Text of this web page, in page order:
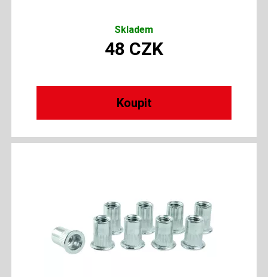
Skladem
48 CZK